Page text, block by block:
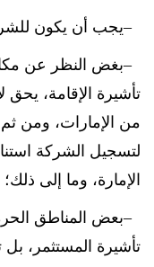
يجب أن يكون
بغض النظر عن
تأشيرة الإقامة،
من الإمارات، ومن
لتسجيل الشركة
الإمارة، وما إلى ذلك؛
بعض المناطق
تأشيرة المستثمر،